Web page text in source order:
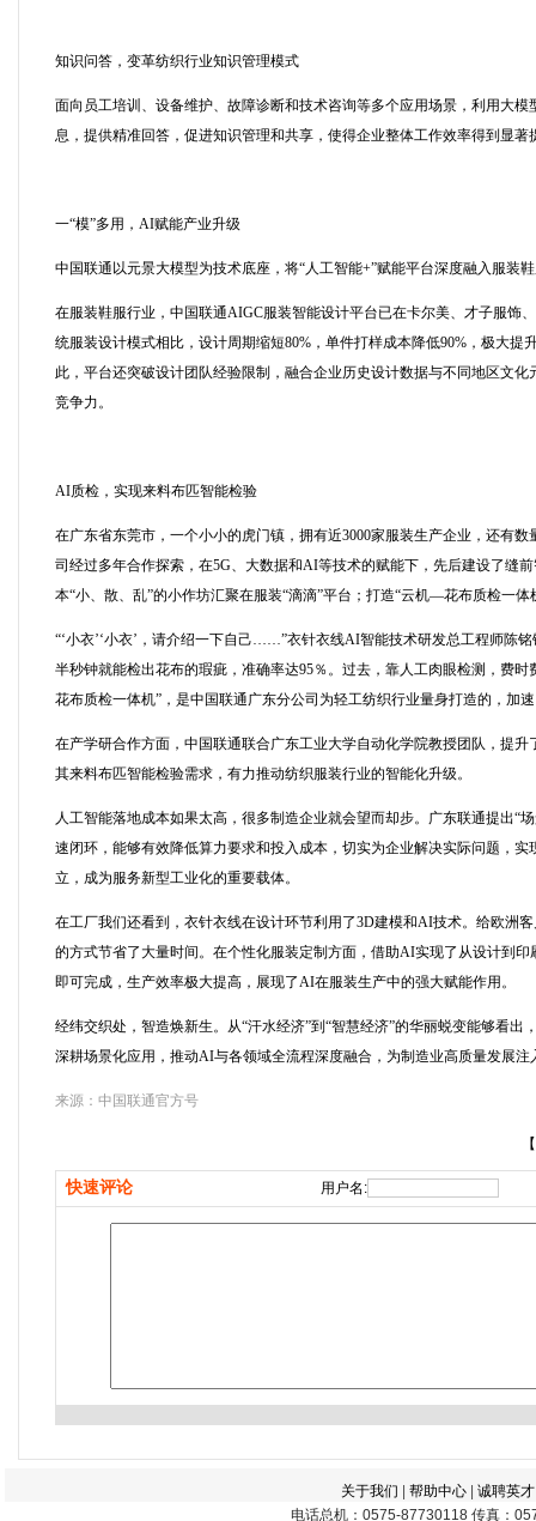
知识问答，变革纺织行业知识管理模式
面向员工培训、设备维护、故障诊断和技术咨询等多个应用场景，利用大
息，提供精准回答，促进知识管理和共享，使得企业整体工作效率得到显
一“模”多用，AI赋能产业升级
中国联通以元景大模型为技术底座，将“人工智能+”赋能平台深度融入服装
在服装鞋服行业，中国联通AIGC服装智能设计平台已在卡尔美、才子服饰
统服装设计模式相比，设计周期缩短80%，单件打样成本降低90%，极大
此，平台还突破设计团队经验限制，融合企业历史设计数据与不同地区文
竞争力。
AI质检，实现来料布匹智能检验
在广东省东莞市，一个小小的虎门镇，拥有近3000家服装生产企业，还有
司经过多年合作探索，在5G、大数据和AI等技术的赋能下，先后建设了缝
本“小、散、乱”的小作坊汇聚在服装“滴滴”平台；打造“云机—花布质检一
“‘小衣’‘小衣’，请介绍一下自己……”衣针衣线AI智能技术研发总工程师陈
半秒钟就能检出花布的瑕疵，准确率达95％。过去，靠人工肉眼检测，费
花布质检一体机”，是中国联通广东分公司为轻工纺织行业量身打造的，加
在产学研合作方面，中国联通联合广东工业大学自动化学院教授团队，提
其来料布匹智能检验需求，有力推动纺织服装行业的智能化升级。
人工智能落地成本如果太高，很多制造企业就会望而却步。广东联通提出“
速闭环，能够有效降低算力要求和投入成本，切实为企业解决实际问题，
立，成为服务新型工业化的重要载体。
在工厂我们还看到，衣针衣线在设计环节利用了3D建模和AI技术。给欧洲
的方式节省了大量时间。在个性化服装定制方面，借助AI实现了从设计到
即可完成，生产效率极大提高，展现了AI在服装生产中的强大赋能作用。
经纬交织处，智造焕新生。从“汗水经济”到“智慧经济”的华丽蜕变能够看
深耕场景化应用，推动AI与各领域全流程深度融合，为制造业高质量发展注
来源：中国联通官方号
快速评论 用户名:
关于我们 帮助中心| 诚聘英才
电话总机：0575-87730118 传真：